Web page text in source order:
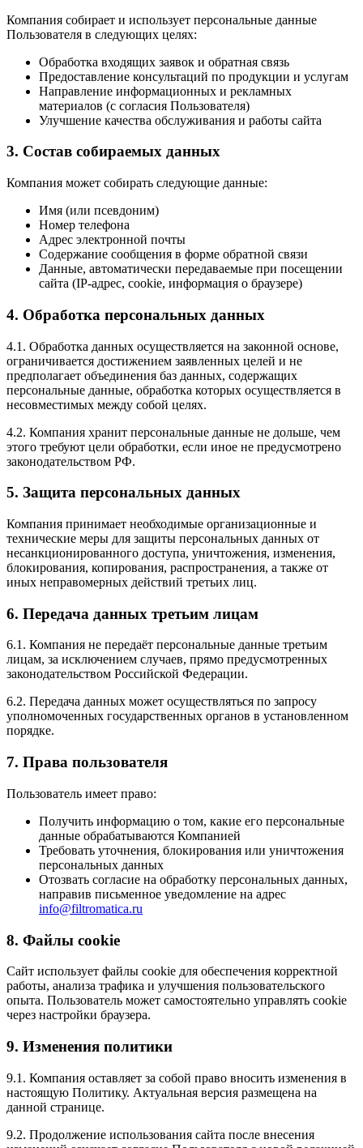
Компания собирает и использует персональные данные
Пользователя в следующих целях:
Обработка входящих заявок и обратная связь
Предоставление консультаций по продукции и услугам
Направление информационных и рекламных
материалов (с согласия Пользователя)
Улучшение качества обслуживания и работы сайта
3. Состав собираемых данных
Компания может собирать следующие данные:
Имя (или псевдоним)
Номер телефона
Адрес электронной почты
Содержание сообщения в форме обратной связи
Данные, автоматически передаваемые при посещении
сайта (IP-адрес, cookie, информация о браузере)
4. Обработка персональных данных
4.1. Обработка данных осуществляется на законной основе,
ограничивается достижением заявленных целей и не
предполагает объединения баз данных, содержащих
персональные данные, обработка которых осуществляется в
несовместимых между собой целях.
4.2. Компания хранит персональные данные не дольше, чем
этого требуют цели обработки, если иное не предусмотрено
законодательством РФ.
5. Защита персональных данных
Компания принимает необходимые организационные и
технические меры для защиты персональных данных от
несанкционированного доступа, уничтожения, изменения,
блокирования, копирования, распространения, а также от
иных неправомерных действий третьих лиц.
6. Передача данных третьим лицам
6.1. Компания не передаёт персональные данные третьим
лицам, за исключением случаев, прямо предусмотренных
законодательством Российской Федерации.
6.2. Передача данных может осуществляться по запросу
уполномоченных государственных органов в установленном
порядке.
7. Права пользователя
Пользователь имеет право:
Получить информацию о том, какие его персональные
данные обрабатываются Компанией
Требовать уточнения, блокирования или уничтожения
персональных данных
Отозвать согласие на обработку персональных данных,
направив письменное уведомление на адрес
info@filtromatica.ru
8. Файлы cookie
Сайт использует файлы cookie для обеспечения корректной
работы, анализа трафика и улучшения пользовательского
опыта. Пользователь может самостоятельно управлять cookie
через настройки браузера.
9. Изменения политики
9.1. Компания оставляет за собой право вносить изменения в
настоящую Политику. Актуальная версия размещена на
данной странице.
9.2. Продолжение использования сайта после внесения